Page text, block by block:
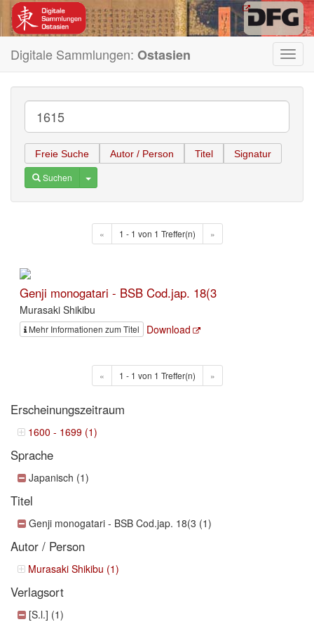
Digitale Sammlungen: Ostasien
Freie Suche Autor / Person Titel Signatur
Suchen Toggle Dropdown
« 1 - 1 von 1 Treffer(n) »
Genji monogatari - BSB Cod.jap. 18(3
Murasaki Shikibu
Mehr Informationen zum Titel Download
« 1 - 1 von 1 Treffer(n) »
Erscheinungszeitraum
1600 - 1699 (1)
Sprache
Japanisch (1)
Titel
Genji monogatari - BSB Cod.jap. 18(3 (1)
Autor / Person
Murasaki Shikibu (1)
Verlagsort
[S.l.] (1)